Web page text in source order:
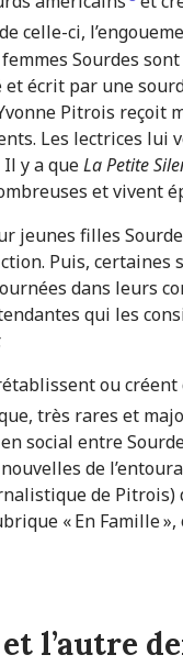
celle-ci,
Sourdes
et écrit par une
Pitrois
Les lectrices lui
y a queLa Petite
et vivent
jeunes filles
Puis,
dans leurs
qui les
ou
très rares et
social entre
de
de
« En Famille
l’autre